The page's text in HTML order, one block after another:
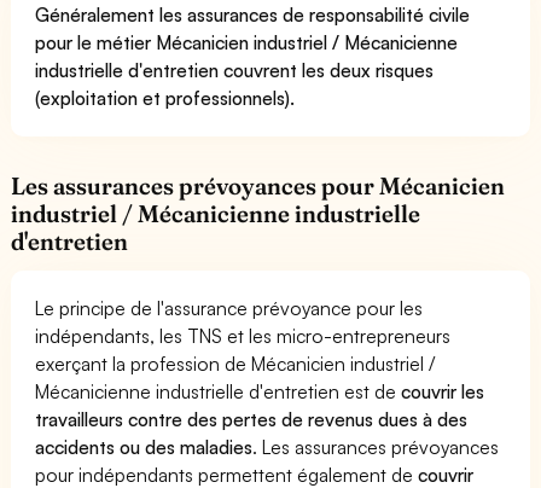
Généralement les assurances de responsabilité civile
pour le métier Mécanicien industriel / Mécanicienne
industrielle d'entretien couvrent les deux risques
(exploitation et professionnels).
Les assurances prévoyances pour Mécanicien
industriel / Mécanicienne industrielle
d'entretien
Le principe de l'assurance prévoyance pour les
indépendants, les TNS et les micro-entrepreneurs
exerçant la profession de Mécanicien industriel /
Mécanicienne industrielle d'entretien est decouvrir les
travailleurs contre des pertes de revenus dues à des
accidents ou des maladies. Les assurances prévoyances
pour indépendants permettent également decouvrir